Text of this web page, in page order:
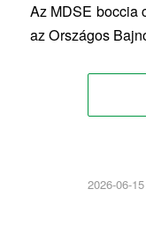
Az MDSE boccia
az Országos
2026-06-15
/